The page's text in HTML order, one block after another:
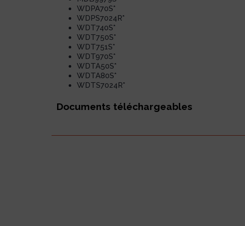
WDPA70S*
WDPS7024R*
WDT740S*
WDT750S*
WDT751S*
WDT970S*
WDTA50S*
WDTA80S*
WDTS7024R*
Documents téléchargeables